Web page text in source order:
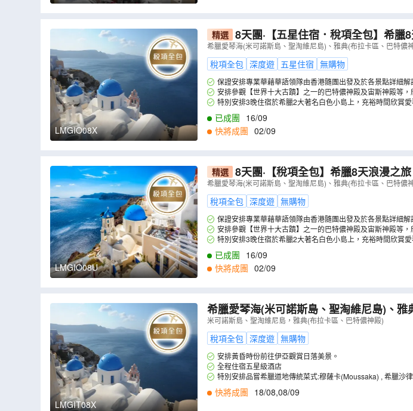
LMGIO08X
精選 8天團·【五星住宿．稅項全包】希臘8天浪漫之旅 希臘愛琴
維尼島)、雅典(布拉卡區、巴特儂神殿
希臘愛琴海(米可諾斯島、聖淘維尼島)、雅典(布拉卡區、巴特儂
稅項全包 深度遊 五星住宿 無購物
保證安排專業華藉華語領隊由香港隨團出發及於各景點詳細解
安排參觀【世界十大古蹟】之一的巴特儂神殿及宙斯神殿等，
特別安排3晚住宿於希臘2大著名白色小島上，充裕時間欣賞
已成團 16/09
快將成團 02/09
LMGIO08U
精選 8天團·【稅項全包】希臘8天浪漫之
雅典(布拉卡區、巴特儂神殿)(LMGIO08U)
希臘愛琴海(米可諾斯島、聖淘維尼島)、雅典(布拉卡區、巴特儂
稅項全包 深度遊 無購物
保證安排專業華藉華語領隊由香港隨團出發及於各景點詳細解
安排參觀【世界十大古蹟】之一的巴特儂神殿及宙斯神殿等，
特別安排3晚住宿於希臘2大著名白色小島上，充裕時間欣賞
已成團 16/09
快將成團 02/09
LMGIT08X
希臘愛琴海(米可諾斯島、聖淘維尼島)、
廳享用特色海鮮拼盤及品嘗希臘道地傳統
伊亞觀賞日落美景【稅項全包】
米可諾斯島、聖淘維尼島，雅典(布拉卡區、巴特儂神殿)
稅項全包 深度遊 無購物
安排黃昏時份前往伊亞觀賞日落美景。
全程住宿五星級酒店
特別安排品嘗希臘道地傳統菜式:穆薩卡(Moussaka) , 希臘沙
快將成團 18/08,08/09